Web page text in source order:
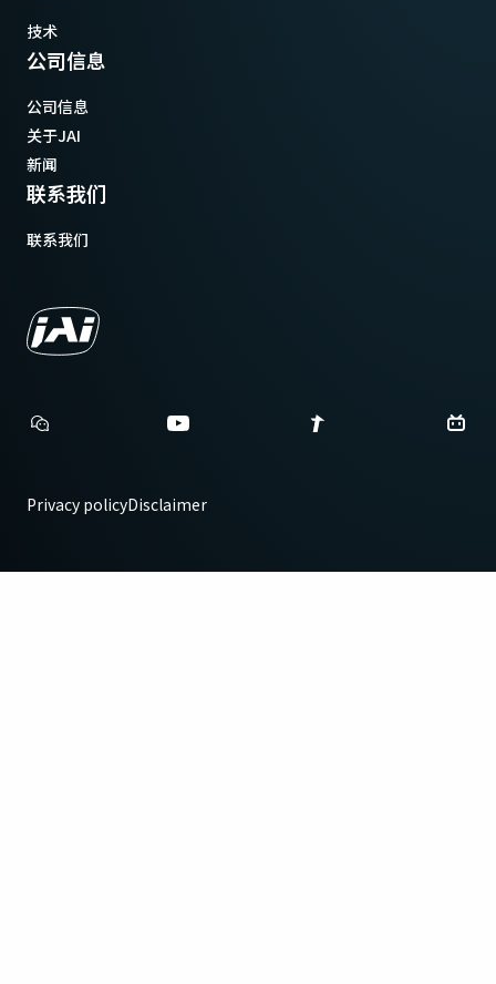
技术
公司信息
公司信息
关于JAI
新闻
联系我们
联系我们
Privacy policyDisclaimer